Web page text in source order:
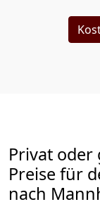
Privat oder
Preise für
nach